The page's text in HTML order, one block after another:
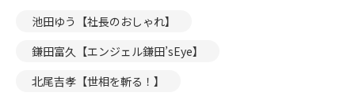
池田ゆう【社長のおしゃれ】
鎌田富久【エンジェル鎌田’sEye】
北尾吉孝【世相を斬る！】